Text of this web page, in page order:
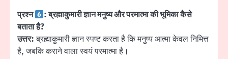
प्रश्न
: ब्रह्माकुमारी ज्ञान मनुष्य और परमात्मा की भूमिका कैसे
बताता है?
उत्तर:ब्रह्माकुमारी ज्ञान स्पष्ट करता है कि मनुष्य आत्मा केवल निमित्त
है, जबकि कराने वाला स्वयं परमात्मा है।